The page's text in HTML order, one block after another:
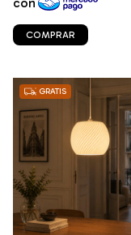
COMPRAR
GRATIS